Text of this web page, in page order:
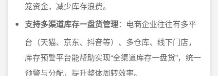
笼资金，减少库存浪费。
支持多渠道库存一盘货管理：电商企业往往有多平
台（天猫、京东、抖音等）、多仓库、线下门店，
库存预警平台能帮助实现“全渠道库存一盘货”，统一
预警与分配，提升整体周转效率。